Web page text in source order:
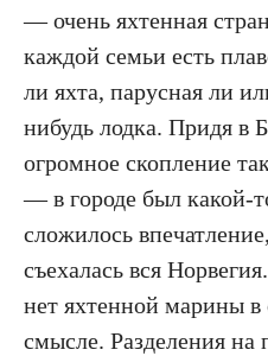
— очень яхтенная
каждой семьи есть
ли яхта, парусная ли
нибудь лодка. Придя в
огромное скопление
— в городе был какой-
сложилось
съехалась вся
нет яхтенной марины
смысле. Разделения